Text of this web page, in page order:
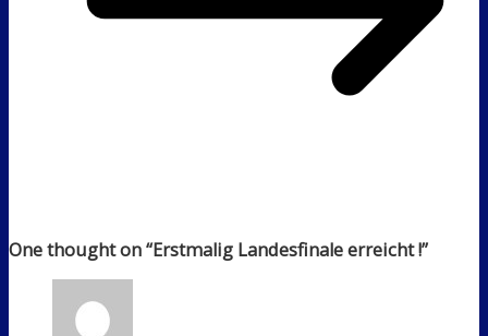
One thought on “Erstmalig Landesfinale erreicht !”